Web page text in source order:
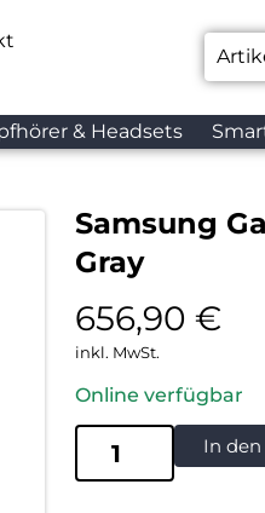
& Headsets
Samsung
Gray
656,90 €
inkl. MwSt.
Online verfügbar
In